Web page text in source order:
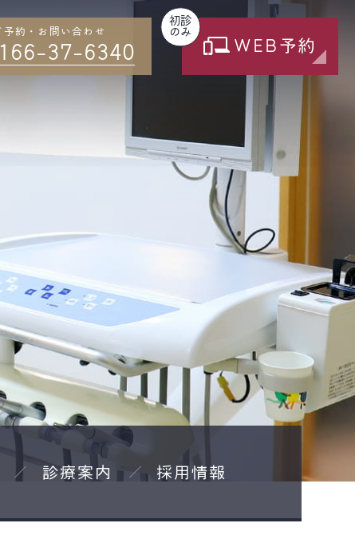
予約・お問い合わせ
37-6340 WEB予約
初診
のみ
診療案内 採用情報